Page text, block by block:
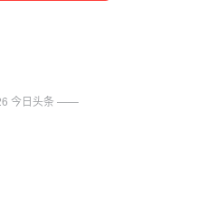
今日头条 ——